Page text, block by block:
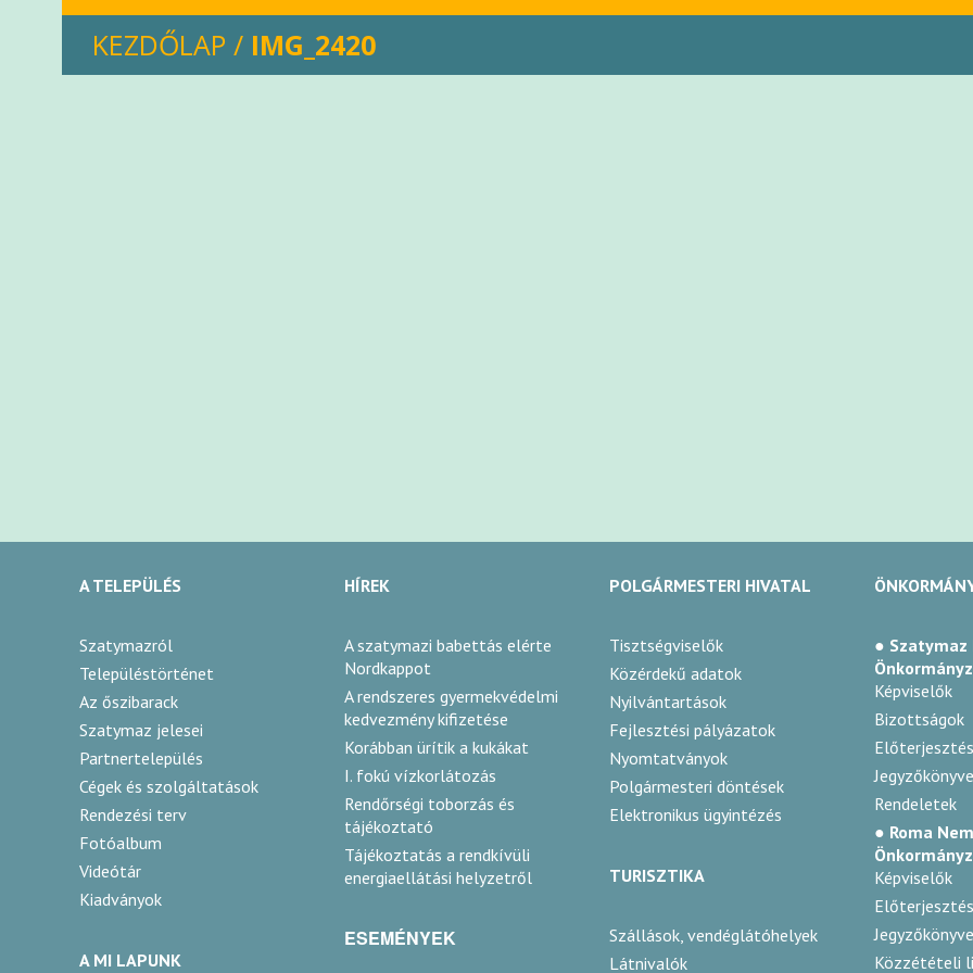
KEZDŐLAP / IMG_2420
A TELEPÜLÉS
Szatymazról
Településtörténet
Az őszibarack
Szatymaz jelesei
Partnertelepülés
Cégek és szolgáltatások
Rendezési terv
Fotóalbum
Videótár
Kiadványok
A MI LAPUNK
HÍREK
A szatymazi babettás elérte
Nordkappot
A rendszeres gyermekvédelmi
kedvezmény kifizetése
Korábban ürítik a kukákat
I. fokú vízkorlátozás
Rendőrségi toborzás és
tájékoztató
Tájékoztatás a rendkívüli
energiaellátási helyzetről
ESEMÉNYEK
POLGÁRMESTERI HIVATAL
Tisztségviselők
Közérdekű adatok
Nyilvántartások
Fejlesztési pályázatok
Nyomtatványok
Polgármesteri döntések
Elektronikus ügyintézés
TURISZTIKA
Szállások, vendéglátóhelyek
Látnivalók
● Szatymaz
Képviselők
Bizottságok
Rendeletek
● Roma
Képviselők
Közzétételi